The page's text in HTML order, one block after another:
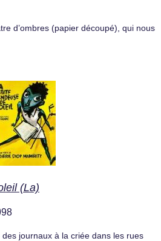
d’ombres (papier découpé), qui nous
(La)
journaux à la criée dans les rues